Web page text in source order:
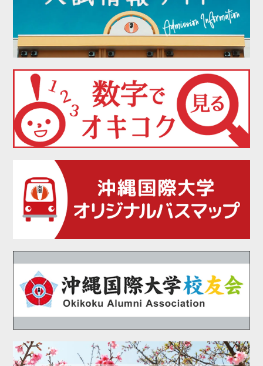
2021年09月
2021年07月
2021年06月
2021年05月
2021年04月
2021年02月
2021年01月
2020年12月
2020年11月
2020年09月
2020年08月
2020年07月
2020年06月
2020年05月
2020年04月